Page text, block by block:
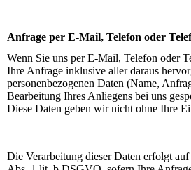
Anfrage per E-Mail, Telefon oder
Wenn Sie uns per E-Mail, Telefon oder
Ihre Anfrage inklusive aller daraus
personenbezogenen Daten (Name,
Bearbeitung Ihres Anliegens bei uns
Diese Daten geben wir nicht ohne Ihre
Die Verarbeitung dieser Daten erfolgt